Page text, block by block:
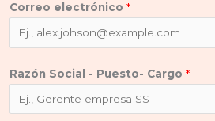
Correo electrónico *
Razón Social - Puesto- Cargo *